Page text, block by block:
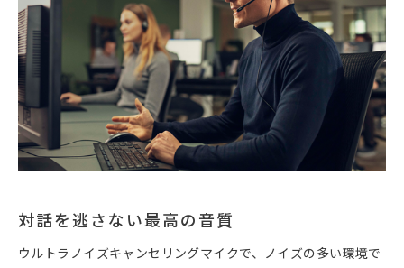
対話を逃さない最高の音質
ウルトラノイズキャンセリングマイクで、ノイズの多い環境で